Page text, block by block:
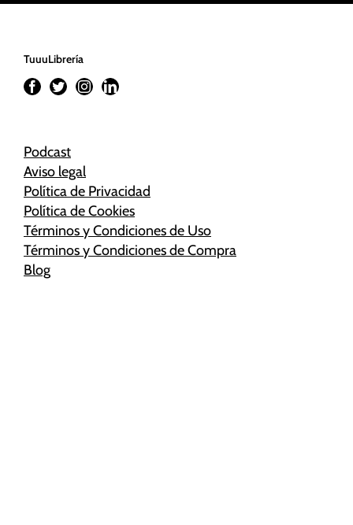
TuuuLibrería
Podcast
Aviso legal
Política de Privacidad
Política de Cookies
Términos y Condiciones de Uso
Términos y Condiciones de Compra
Blog